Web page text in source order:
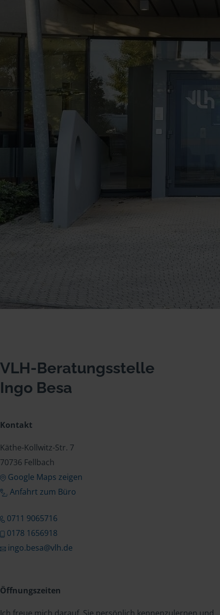
VLH-Beratungsstelle
Ingo Besa
Kontakt
Käthe-Kollwitz-Str. 7
70736 Fellbach
Google Maps zeigen
Anfahrt zum Büro
0711 9065716
0178 1656918
ingo.besa@vlh.de
Öffnungszeiten